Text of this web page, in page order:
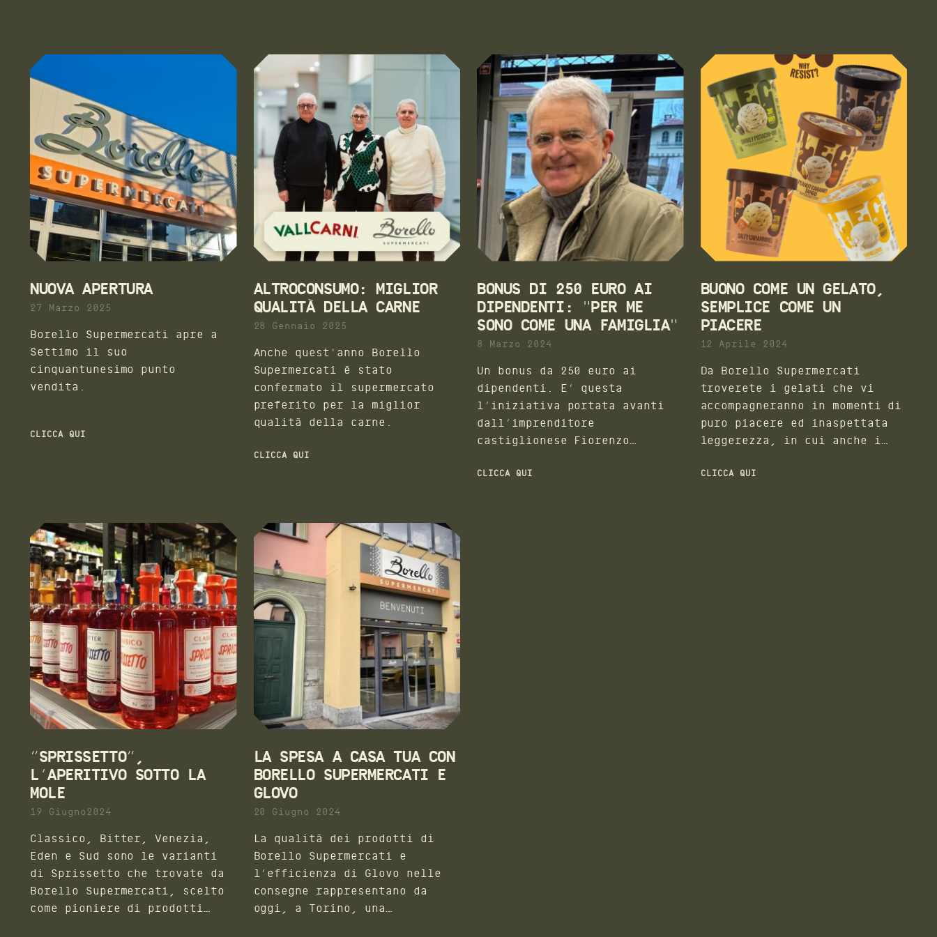
NUOVA APERTURA
27 Marzo 2025
Borello Supermercati apre a
Settimo il suo
cinquantunesimo punto
vendita.
CLICCA QUI
ALTROCONSUMO: MIGLIOR
QUALITÀ DELLA CARNE
28 Gennaio 2025
Anche quest'anno Borello
Supermercati è stato
confermato il supermercato
preferito per la miglior
qualità della carne.
CLICCA QUI
BONUS DI 250 EURO AI
DIPENDENTI: "PER ME
SONO COME UNA FAMIGLIA"
8 Marzo 2024
Un bonus da 250 euro ai
dipendenti. E’ questa
l’iniziativa portata avanti
dall’imprenditore
castiglionese Fiorenzo
titolare dell’omonima catena
CLICCA QUI
BUONO COME UN GELATO,
SEMPLICE COME UN
PIACERE
12 Aprile 2024
Da Borello Supermercati
troverete i gelati che vi
accompagneranno in momenti di
puro piacere ed inaspettata
leggerezza, in cui anche i
si ritrovano.
CLICCA QUI
“SPRISSETTO”,
L’APERITIVO SOTTO LA
MOLE
19 Giugno2024
Classico, Bitter, Venezia,
Eden e Sud sono le varianti
di Sprissetto che trovate da
Borello Supermercati, scelto
come pioniere di prodotti
LA SPESA A CASA TUA CON
BORELLO SUPERMERCATI E
GLOVO
20 Giugno 2024
La qualità dei prodotti di
Borello Supermercati e
l’efficienza di Glovo nelle
consegne rappresentano da
oggi, a Torino, una